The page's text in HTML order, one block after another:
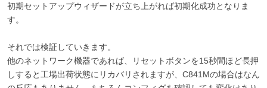
初期セットアップウィザードが立ち上がれば初期化成功となりま
す。
それでは検証していきます。
他のネットワーク機器であれば、リセットボタンを15秒間ほど長押
しすると工場出荷状態にリカバリされますが、C841Mの場合はなん